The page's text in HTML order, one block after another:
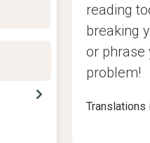
reading
breaking
or phrase
problem!
Translations